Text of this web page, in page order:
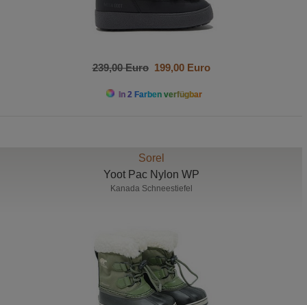
239,00 Euro199,00 Euro
In 2 Farben verfügbar
Sorel
Yoot Pac Nylon WP
Kanada Schneestiefel